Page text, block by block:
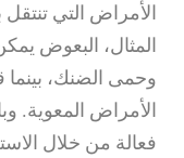
الأمراض التي
المثال، البعوض
وحمى الضنك، بينما
الأمراض المعوية.
فعالة من خلال